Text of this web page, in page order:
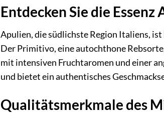
Entdecken Sie die
Apulien, die südlichste Region Italiens,
Der Primitivo, eine autochthone
mit intensiven Fruchtaromen und einer
und bietet ein authentisches
Qualitätsmerkmale des